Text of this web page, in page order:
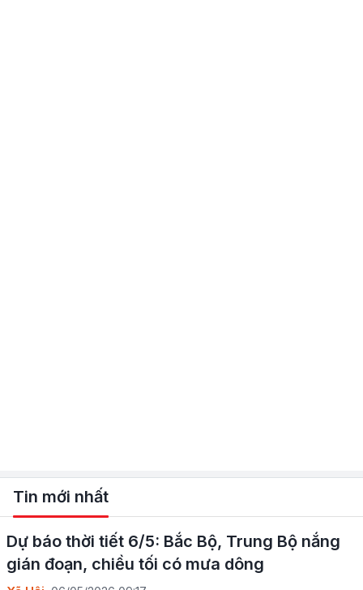
Tin mới nhất
Dự báo thời tiết 6/5: Bắc Bộ, Trung Bộ nắng
gián đoạn, chiều tối có mưa dông